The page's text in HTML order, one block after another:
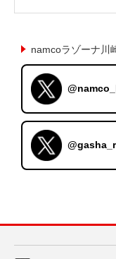
namcoラゾーナ川